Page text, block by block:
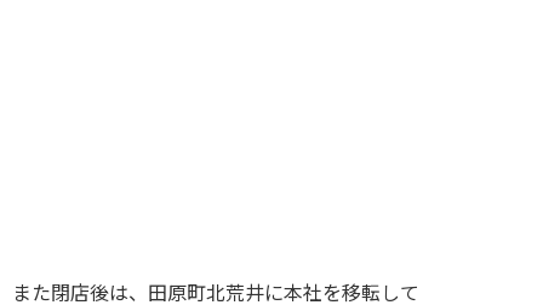
また閉店後は、田原町北荒井に本社を移転して